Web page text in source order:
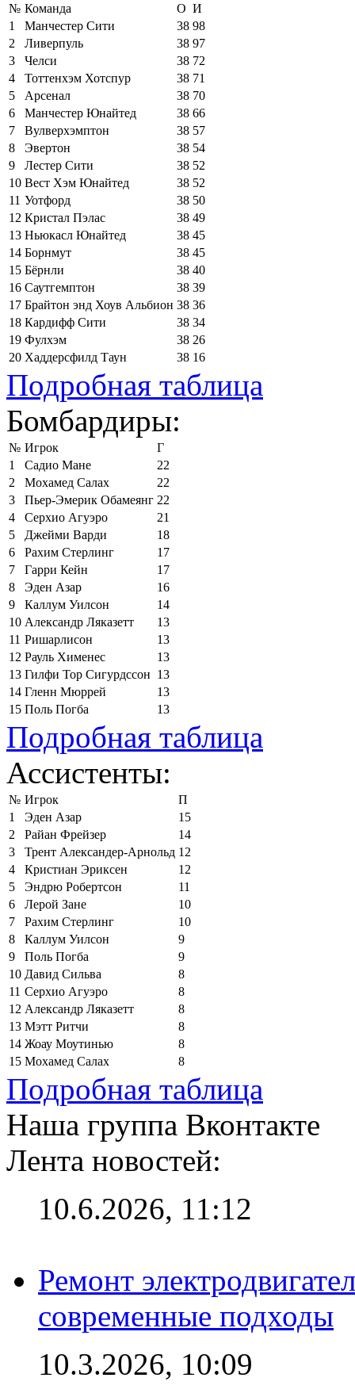
№ Команда О И
1
Манчестер Сити 38 98
2
Ливерпуль 38 97
3
Челси 38 72
4
Тоттенхэм Хотспур 38 71
5
Арсенал 38 70
6
Манчестер Юнайтед 38 66
7
Вулверхэмптон 38 57
8
Эвертон 38 54
9
Лестер Сити 38 52
10 Вест Хэм Юнайтед 38 52
11 Уотфорд 38 50
12 Кристал Пэлас 38 49
13 Ньюкасл Юнайтед 38 45
14 Борнмут 38 45
15 Бёрнли 38 40
16 Саутгемптон 38 39
17 Брайтон энд Хоув Альбион 38 36
18 Кардифф Сити 38 34
19 Фулхэм 38 26
20 Хаддерсфилд Таун 38 16
Подробная таблица
Бомбардиры:
№ Игрок
Г
1
Садио Мане
22
2
Мохамед Салах
22
3
Пьер-Эмерик Обамеянг 22
4
Серхио Агуэро
21
5
Джейми Варди
18
6
Рахим Стерлинг
17
7
Гарри Кейн
17
8
Эден Азар
16
9
Каллум Уилсон
14
10 Александр Ляказетт
13
11 Ришарлисон
13
12 Рауль Хименес
13
13 Гилфи Тор Сигурдссон 13
14 Гленн Мюррей
13
15 Поль Погба 13
Подробная таблица
Ассистенты:
№ Игрок
П
1
Эден Азар
15
2
Райан Фрейзер
14
3
Трент Александер-Арнольд 12
4
Кристиан Эриксен
12
5
Эндрю Робертсон
11
6
Лерой Зане
10
7
Рахим Стерлинг
10
8
Каллум Уилсон
9
9
Поль Погба
9
10 Давид Сильва
8
11 Серхио Агуэро
8
12 Александр Ляказетт
8
13 Мэтт Ритчи
8
14 Жоау Моутинью
8
15 Мохамед Салах 8
Подробная таблица
Наша группа Вконтакте
Лента новостей:
10.6.2026, 11:12
Ремонт
современные подходы
10.3.2026, 10:09